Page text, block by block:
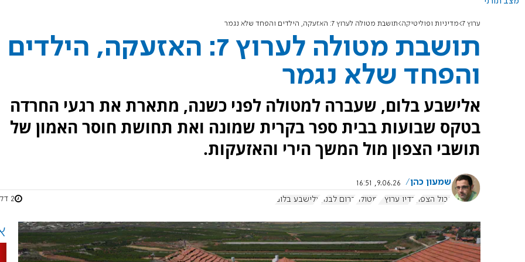
ערוץ 7 מדיניות ופוליטיקה תושבת מטולה לערוץ 7: האזעקה, הילדים והפחד שלא נגמר
תושבת מטולה לערוץ 7: האזעקה, הילדים
והפחד שלא נגמר
אלישבע בלום, שעברה למטולה לפני כשנה, מתארת את רגעי החרדה
בטקס שבועות בבית ספר בקרית שמונה ואת תחושת חוסר האמון של
תושבי הצפון מול המשך הירי והאזעקות.
שמעון כהן
9.06.26, 16:51
גבול הצפון
רדיו ערוץ 7 מטולה דרום לבנון אלישבע בלום 2 דקות